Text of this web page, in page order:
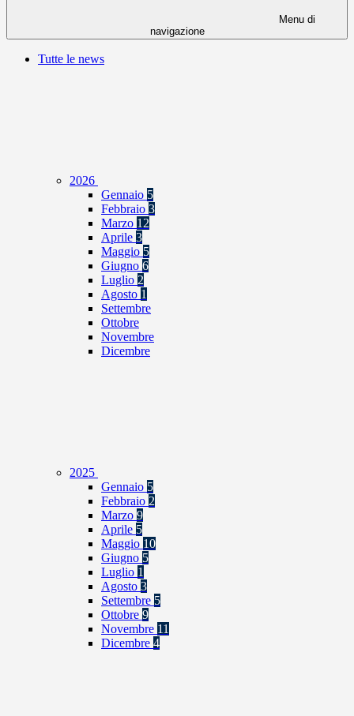
Menu di
navigazione
Tutte le news
2026
Gennaio 5
Febbraio 3
Marzo 12
Aprile 3
Maggio 5
Giugno 6
Luglio 2
Agosto 1
Settembre
Ottobre
Novembre
Dicembre
2025
Gennaio 5
Febbraio 2
Marzo 9
Aprile 5
Maggio 10
Giugno 5
Luglio 1
Agosto 3
Settembre 5
Ottobre 9
Novembre 11
Dicembre 4